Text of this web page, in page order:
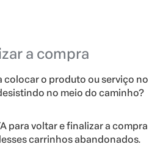
a compra
colocar o produto ou serviço no
no meio do caminho?
para voltar e finalizar a compra
carrinhos abandonados.